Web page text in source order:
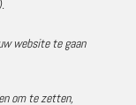
website te gaan
om te zetten,